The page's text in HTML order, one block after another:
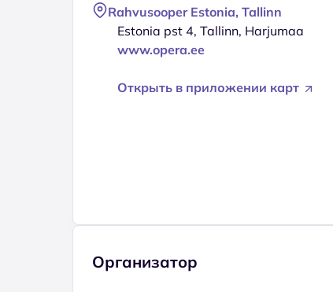
Rahvusooper Estonia, Tallinn
Estonia pst 4, Tallinn, Harjumaa
www.opera.ee
Открыть в приложении карт
Организатор